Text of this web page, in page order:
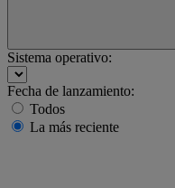
Sistema operativo:
Fecha de lanzamiento:
Todos
La más reciente